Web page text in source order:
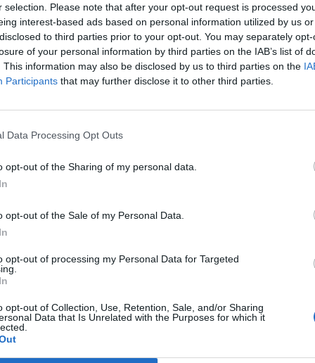
selection. Please note that after your opt-out request is processed
interest-based ads based on personal information utilized by us
to third parties prior to your opt-out. You may separately
of your personal information by third parties on the IAB’s list of
This information may also be disclosed by us to third parties on the
Participants that may further disclose it to other third parties.
Data Processing Opt Outs
opt-out of the Sharing of my personal data.
opt-out of the Sale of my Personal Data.
opt-out of processing my Personal Data for Targeted
opt-out of Collection, Use, Retention, Sale, and/or Sharing
Data that Is Unrelated with the Purposes for which it
nes dabar būtent dėl karių pagerbimo ceremonijos
apsaugos ministerija, visuomenės organizacijos,
Valstijų ambasada, derindamos, kaip tai galima
tikslas yra kaip įmanoma greičiau grąžinti kūnus
istoriją apie dingusius ir vėliau pelkėje rastus karius